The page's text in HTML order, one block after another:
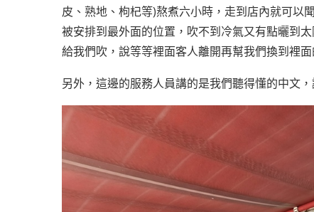
皮、熟地、枸杞等)熬煮六小時，走到店內就可以
被安排到最外面的位置，吹不到冷氣又有點曬到
給我們吹，說等等裡面客人離開再幫我們換到裡面
另外，這邊的服務人員講的是我們聽得懂的中文